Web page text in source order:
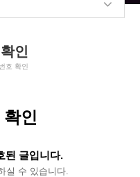
인
호 확인
인
된 글입니다.
실 수 있습니다.